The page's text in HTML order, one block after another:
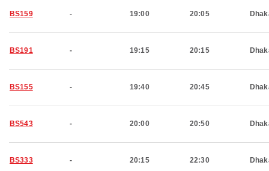
BS159 - 19:00 20:05
BS191 - 19:15 20:15
BS155 - 19:40 20:45
BS543 - 20:00 20:50
BS333 - 20:15 22:30